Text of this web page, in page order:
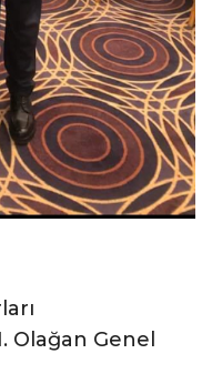
Olağan Genel